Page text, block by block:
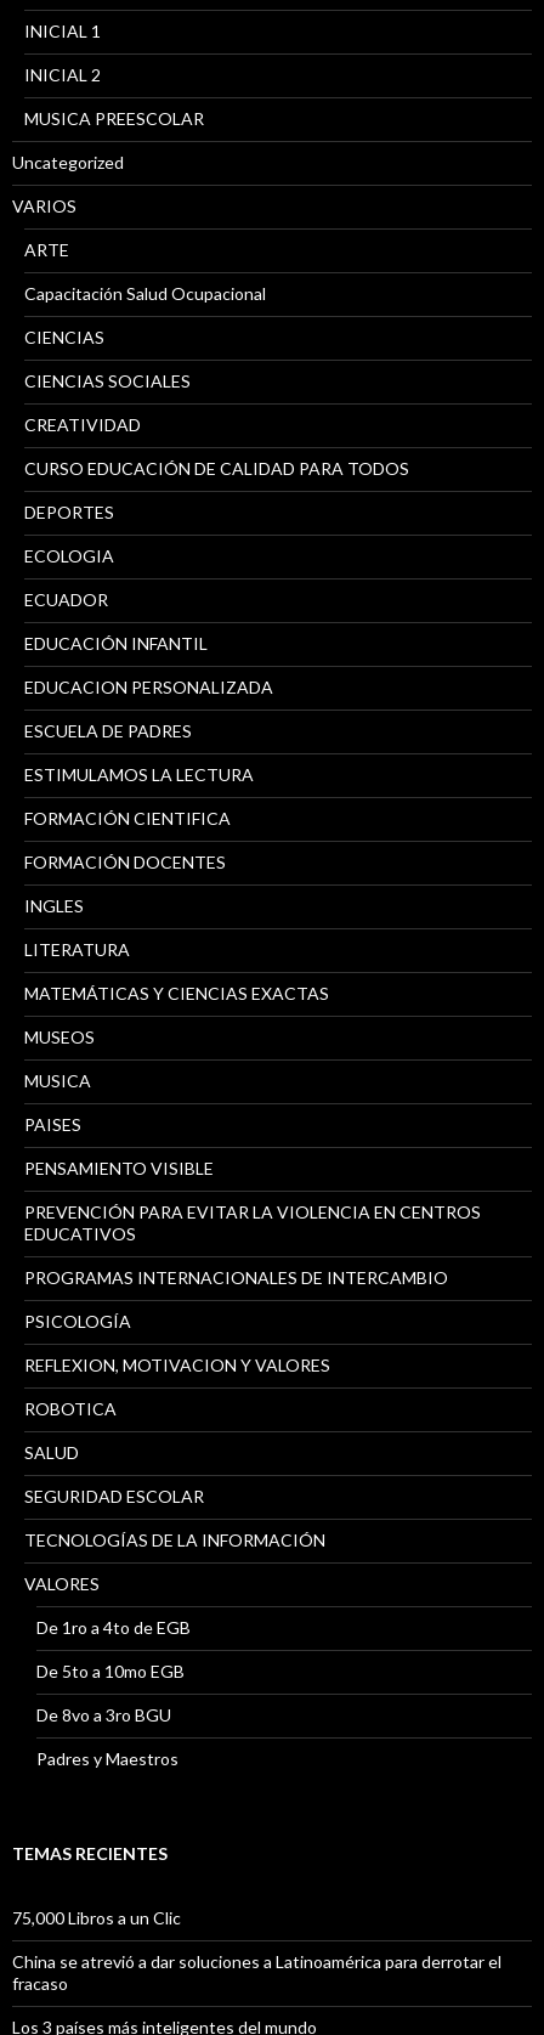
INICIAL 1
INICIAL 2
MUSICA PREESCOLAR
Uncategorized
VARIOS
ARTE
Capacitación Salud Ocupacional
CIENCIAS
CIENCIAS SOCIALES
CREATIVIDAD
CURSO EDUCACIÓN DE CALIDAD PARA TODOS
DEPORTES
ECOLOGIA
ECUADOR
EDUCACIÓN INFANTIL
EDUCACION PERSONALIZADA
ESCUELA DE PADRES
ESTIMULAMOS LA LECTURA
FORMACIÓN CIENTIFICA
FORMACIÓN DOCENTES
INGLES
LITERATURA
MATEMÁTICAS Y CIENCIAS EXACTAS
MUSEOS
MUSICA
PAISES
PENSAMIENTO VISIBLE
PREVENCIÓN PARA EVITAR LA VIOLENCIA EN CENTROS
EDUCATIVOS
PROGRAMAS INTERNACIONALES DE INTERCAMBIO
PSICOLOGÍA
REFLEXION, MOTIVACION Y VALORES
ROBOTICA
SALUD
SEGURIDAD ESCOLAR
TECNOLOGÍAS DE LA INFORMACIÓN
VALORES
De 1ro a 4to de EGB
De 5to a 10mo EGB
De 8vo a 3ro BGU
Padres y Maestros
TEMAS RECIENTES
75,000 Libros a un Clic
China se atrevió a dar soluciones a Latinoamérica para derrotar el
fracaso
Los 3 países más inteligentes del mundo